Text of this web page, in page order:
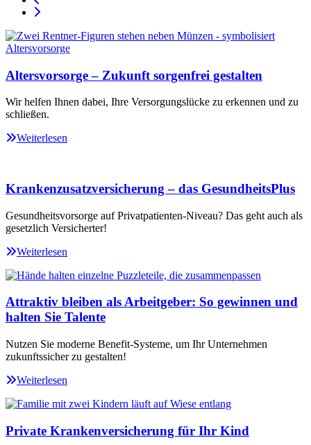
Altersvorsorge – Zukunft sorgenfrei gestalten
Wir helfen Ihnen dabei, Ihre Versorgungslücke zu erkennen und zu
schließen.
Weiterlesen
Krankenzusatzversicherung – das GesundheitsPlus
Gesundheitsvorsorge auf Privatpatienten-Niveau? Das geht auch als
gesetzlich Versicherter!
Weiterlesen
Attraktiv bleiben als Arbeitgeber: So gewinnen und
halten Sie Talente
Nutzen Sie moderne Benefit-Systeme, um Ihr Unternehmen
zukunftssicher zu gestalten!
Weiterlesen
Private Krankenversicherung für Ihr Kind